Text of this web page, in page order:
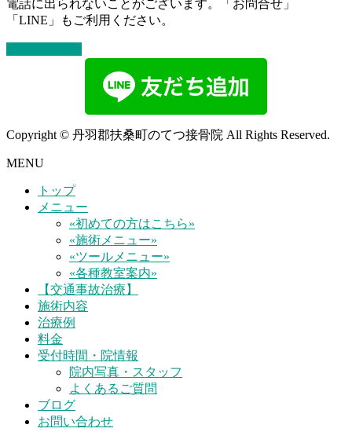
電話に出られないことがございます。「お問合せ」
「LINE」もご利用ください。
Copyright © 丹羽郡扶桑町のてつ接骨院 All Rights Reserved.
MENU
トップ
メニュー
«初めての方はこちら»
«施術メニュー»
«ツールメニュー»
«各種教室案内»
【交通事故治療】
施術内容
治療例
料金
受付時間・院情報
院内写真・スタッフ
よくあるご質問
ブログ
お問い合わせ